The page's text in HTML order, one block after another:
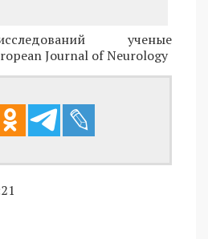
ученые
Journal of Neurology